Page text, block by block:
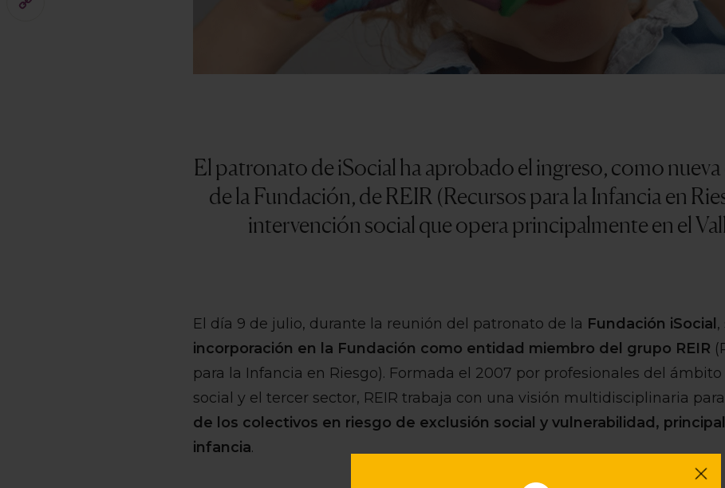
El patronato de iSocial ha aprobado el ingreso, como
de la Fundación, de REIR (Recursos para la Infancia en
intervención social que opera principalmente en el
El día 9 de julio, durante la reunión del patronato de la Fundación iSocial ,
incorporación en la Fundación como entidad miembro del grupo REIR
para la Infancia en Riesgo). Formada el 2007 por profesionales del
social y el tercer sector, REIR trabaja con una visión multidisciplinaria para
de los colectivos en riesgo de exclusión social y vulnerabilidad,
infancia.